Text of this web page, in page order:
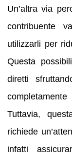
Un’altra via
contribuente
utilizzarli per
Questa
diretti
Tuttavia,
richiede
infatti